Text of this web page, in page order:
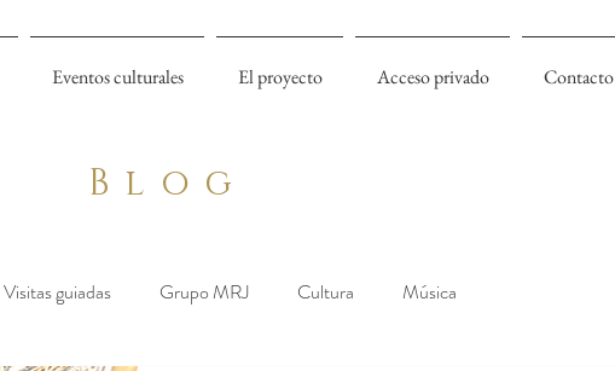
Eventos culturales El proyecto Acceso privado Contacto
Blog
Visitas guiadas Grupo MRJ Cultura Música